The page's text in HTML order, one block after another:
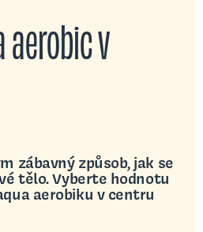
v
zábavný způsob, jak se
tělo. Vyberte hodnotu
aerobiku v centru